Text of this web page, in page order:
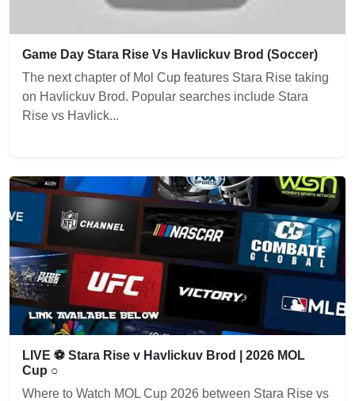
Game Day Stara Rise Vs Havlickuv Brod (Soccer)
The next chapter of Mol Cup features Stara Rise taking
on Havlickuv Brod. Popular searches include Stara
Rise vs Havlick...
LIVE ⚽ Stara Rise v Havlickuv Brod | 2026 MOL
Cup ○
Where to Watch MOL Cup 2026 between Stara Rise vs